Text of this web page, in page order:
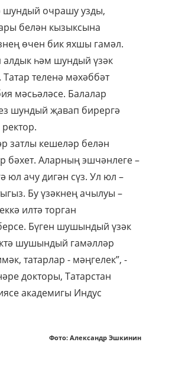
шундый очрашу узды,
белән кызыксына
өчен бик яхшы гамәл.
алдык һәм шундый үзәк
теленә мәхәббәт
мәсьәләсе. Балалар
шундый җавап бирергә
затлы кешеләр белән
бәхет. Аларның эшчәнлеге –
юл ачу дигән сүз. Ул юл –
Бу үзәкнең ачылуы –
илтә торган
Бүген шушындый үзәк
шушындый гамәлләр
татарлар - мәңгелек”, -
докторы, Татарстан
академигы Индус
Фото: Александр Эшкинин